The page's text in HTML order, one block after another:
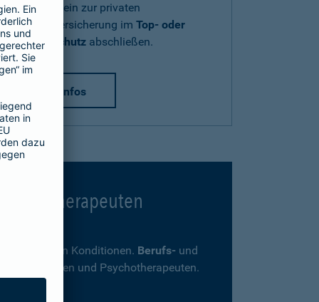
Zusatzbaustein zur privaten
Haftpflichtversicherung imTop- oder
Premium-Schutz abschließen.
mehr Infos
günstigen Konditionen. Berufs- und
Psychologen und Psychotherapeuten.